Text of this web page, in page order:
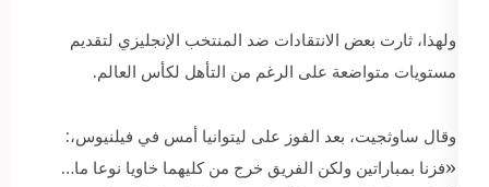
ولهذا، ثارت بعض الانتقادات ضد المنتخب الإنجليزي لتقديم
مستويات متواضعة على الرغم من التأهل لكأس العالم.
وقال ساوثجيت، بعد الفوز على ليتوانيا أمس في فيلنيوس،:
«فزنا بمباراتين ولكن الفريق خرج من كليهما خاويا نوعا ما…